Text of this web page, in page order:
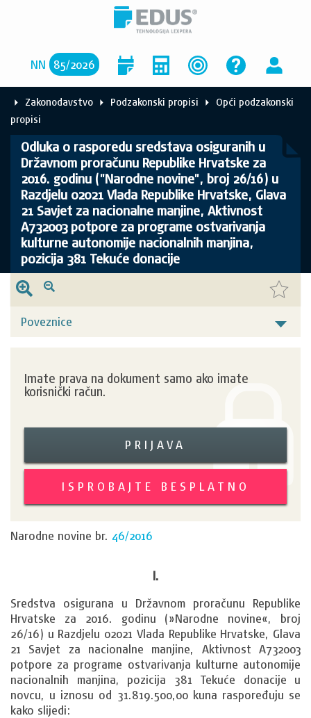
NN 85/2026
Zakonodavstvo Podzakonski propisi
Opći podzakonski
propisi
Odluka o rasporedu sredstava osiguranih u
Državnom proračunu Republike Hrvatske za
2016. godinu ("Narodne novine", broj 26/16) u
Razdjelu 02021 Vlada Republike Hrvatske, Glava
21 Savjet za nacionalne manjine, Aktivnost
A732003 potpore za programe ostvarivanja
kulturne autonomije nacionalnih manjina,
pozicija 381 Tekuće donacije
Poveznice
Imate prava na dokument samo ako imate
korisnički račun.
PRIJAVA
ISPROBAJTE BESPLATNO
Narodne novine br. 46/2016
I.
Sredstva osigurana u Državnom proračunu Republike
Hrvatske za 2016. godinu (»Narodne novine«, broj
26/16) u Razdjelu 02021 Vlada Republike Hrvatske, Glava
21 Savjet za nacionalne manjine, Aktivnost A732003
potpore za programe ostvarivanja kulturne autonomije
nacionalnih manjina, pozicija 381 Tekuće donacije u
novcu, u iznosu od 31.819.500,00 kuna raspoređuju se
kako slijedi: